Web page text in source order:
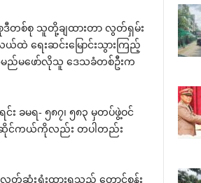
ဒီတစ်စု သူတို့ချထားတာ လွတ်ရှမ်း
ရေးဆင်းမြောင်းသွားကြည့်
မည်မဖော်လိုသူ ဒေသခံတစ်ဦးက
း ခမရ- ၅၈၇၊ ၅၈၃ မှတပ်ဖွဲ့ဝင်
သည့် ဆိုင်ကယ်ကိုလည်း တပါတည်း
တ်ဆုံးရှုံးထားရသည့် တောင်စွန်း